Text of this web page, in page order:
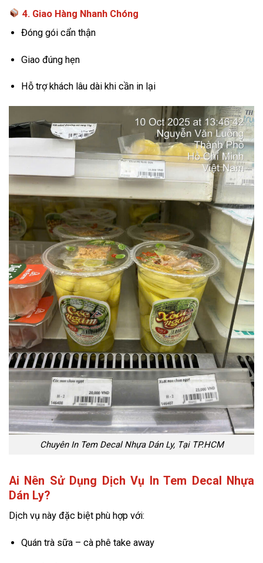
4. Giao Hàng Nhanh Chóng
Đóng gói cẩn thận
Giao đúng hẹn
Hỗ trợ khách lâu dài khi cần in lại
Chuyên In Tem Decal Nhựa Dán Ly, Tại TP.HCM
Ai Nên Sử Dụng Dịch Vụ In Tem Decal Nhựa
Dán Ly?
Dịch vụ này đặc biệt phù hợp với:
Quán trà sữa – cà phê take away